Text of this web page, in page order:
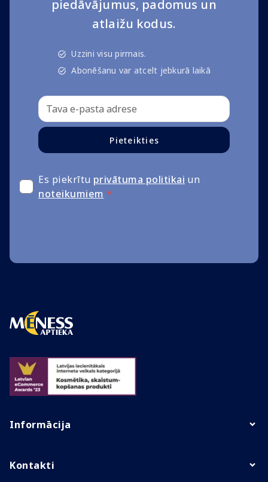
piedāvājumus, padomus un
atlaižu kodus.
Uzzini visu pirmais.
Abonēšanu var atcelt jebkurā laikā
Pieteikties
Es piekrītu privātuma politikai un
noteikumiem *
Informācija
Kontakti